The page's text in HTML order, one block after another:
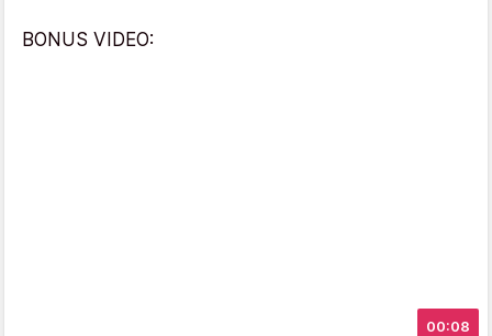
BONUS VIDEO:
00:08